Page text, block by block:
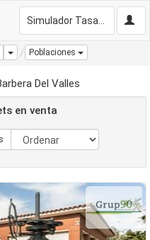
Dropdown
Poblaciones
Del Valles
en venta